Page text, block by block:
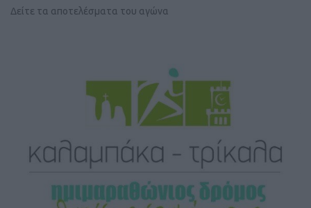
Δείτε τα αποτελέσματα του αγώνα